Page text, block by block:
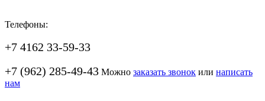
Телефоны:
+7 4162 33-59-33
+7 (962) 285-49-43 Можно заказать звонок или написать
нам